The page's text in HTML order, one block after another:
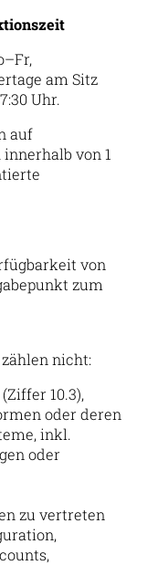
am Sitz
Uhr.
auf
von 1
von
zum
nicht:
10.3),
oder deren
inkl.
oder
zu vertreten